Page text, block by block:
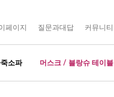
페이지 질문과대답 커뮤니티
소파 머스크 / 블랑슈 테이블